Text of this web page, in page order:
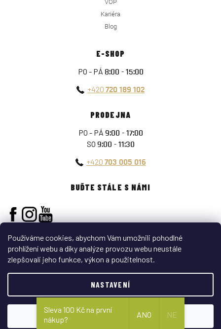
Používáme cookies, abychom Vám umožnili pohodlné
prohlížení webu a díky analýze provozu webu neustále
zlepšovali jeho funkce, výkon a použitelnost.
NASTAVENÍ
SOUHLASÍM
VOP
Kariéra
Blog
E-SHOP
PO - PÁ 8:00 - 15:00
+420 720 189 102
PRODEJNA
PO - PÁ 9:00 - 17:00
SO 9:00 - 11:30
+420 703 005 016
BUĎTE STÁLE S NÁMI
Copyright 2026ARMY-SURPLUS
Sleva 100 Kč na první
nákup?
ANO NE